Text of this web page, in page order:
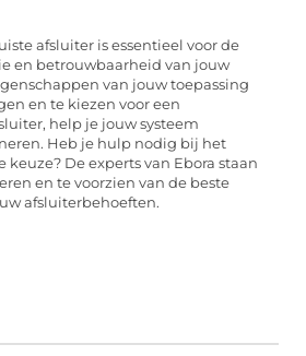
afsluiter is essentieel voor de
en betrouwbaarheid van jouw
van jouw toepassing
en te kiezen voor een
help je jouw systeem
Heb je hulp nodig bij het
keuze? De experts van Ebora staan
en te voorzien van de beste
afsluiterbehoeften.